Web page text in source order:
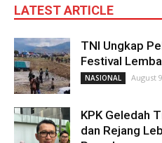
LATEST ARTICLE
TNI Ungkap
Festival
NASIONAL August
KPK Geledah
dan Rejang